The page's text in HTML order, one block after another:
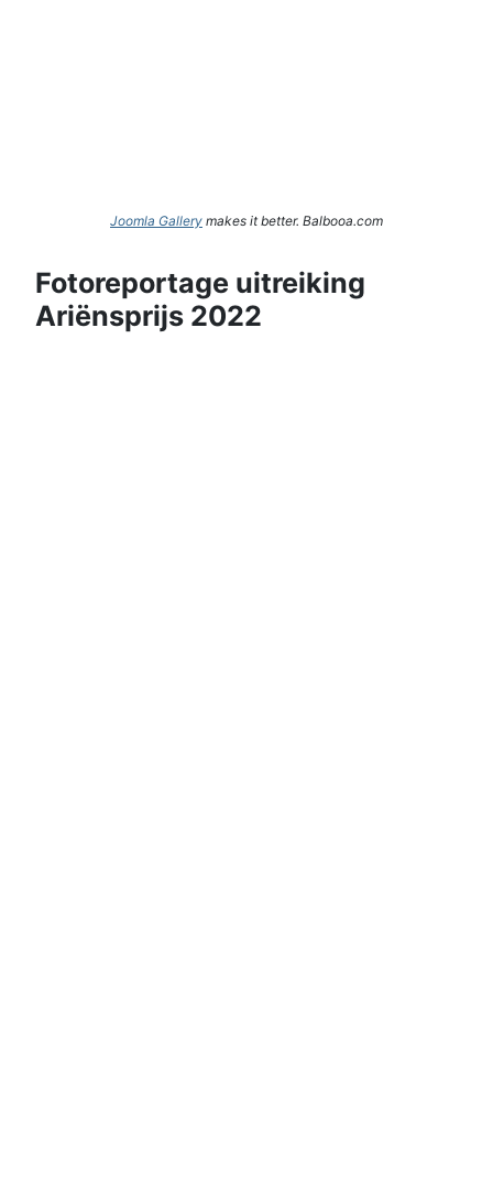
Joomla Gallery makes it better. Balbooa.com
Fotoreportage uitreiking
Ariënsprijs 2022